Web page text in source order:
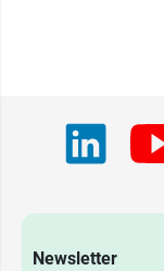
Newsletter